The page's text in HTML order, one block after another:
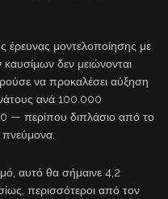
έρευνας μοντελοποίησης με
δεν μειώνονται
να προκαλέσει αύξηση
ανά 100.000
— περίπου διπλάσιο από το
αυτό θα σήμαινε 4,2
περισσότεροι από τον